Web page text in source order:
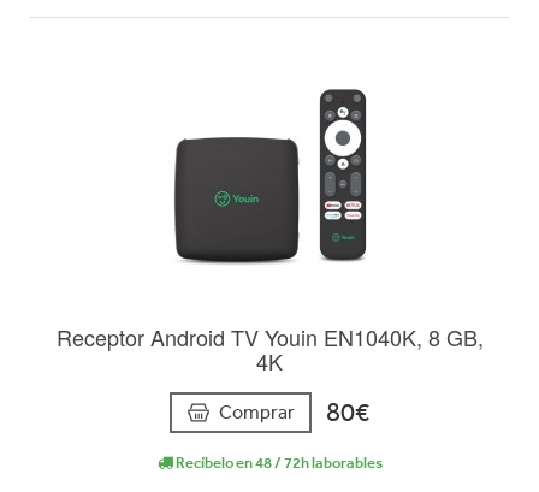
Receptor Android TV Youin EN1040K, 8 GB,
4K
Comprar 80€
Recíbelo en 48 / 72h laborables